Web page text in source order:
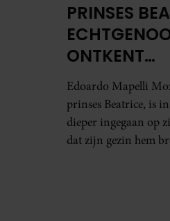
PRINSES
ONTKENT
Edoardo Mapelli
prinses Beatrice, is
dieper ingegaan op
dat zijn gezin hem